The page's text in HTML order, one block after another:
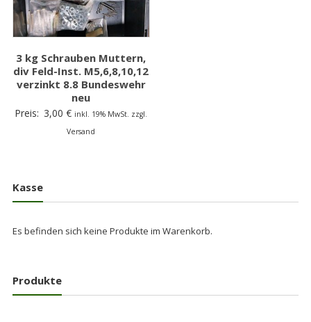
3 kg Schrauben Muttern,
div Feld-Inst. M5,6,8,10,12
verzinkt 8.8 Bundeswehr
neu
Preis: 3,00€ inkl. 19% MwSt. zzgl.
Versand
Kasse
Es befinden sich keine Produkte im Warenkorb.
Produkte